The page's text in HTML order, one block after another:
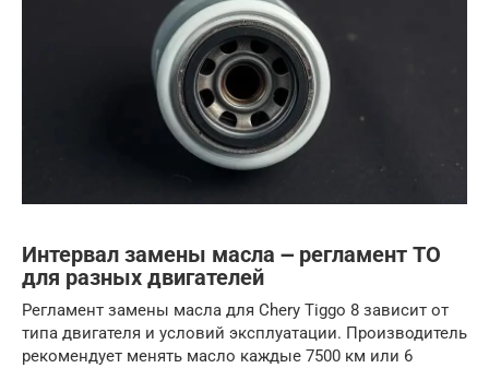
Интервал замены масла ౼ регламент ТО
для разных двигателей
Регламент замены масла для Chery Tiggo 8 зависит от
типа двигателя и условий эксплуатации. Производитель
рекомендует менять масло каждые 7500 км или 6